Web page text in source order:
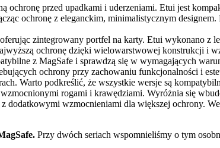
ochronę przed upadkami i uderzeniami. Etui jest
ochronę z eleganckim, minimalistycznym
zintegrowany portfel na karty. Etui wykonano z
ochronę dzięki wielowarstwowej konstrukcji i
z MagSafe i sprawdzą się w wymagających
ochrony przy zachowaniu funkcjonalności i
Warto podkreślić, że wszystkie wersje są
rogami i krawędziami. Wyróżnia się
dodatkowymi wzmocnieniami dla większej ochrony.
Przy dwóch seriach wspomnieliśmy o tym